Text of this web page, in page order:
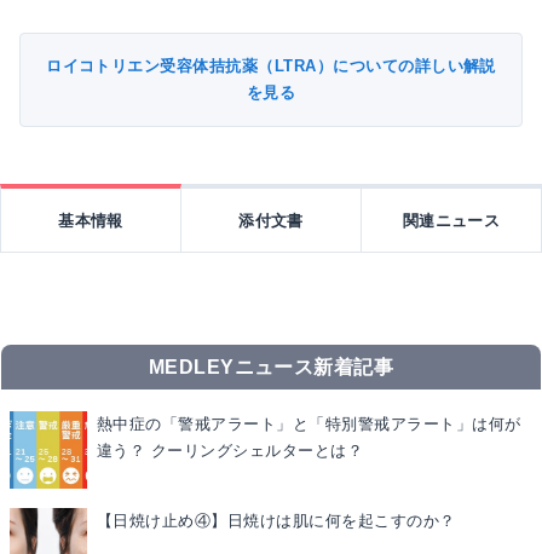
ロイコトリエン受容体拮抗薬（LTRA）についての詳しい解説
を見る
基本情報 添付文書 関連ニュース
MEDLEYニュース新着記事
熱中症の「警戒アラート」と「特別警戒アラート」は何が
違う？ クーリングシェルターとは？
【日焼け止め④】日焼けは肌に何を起こすのか？